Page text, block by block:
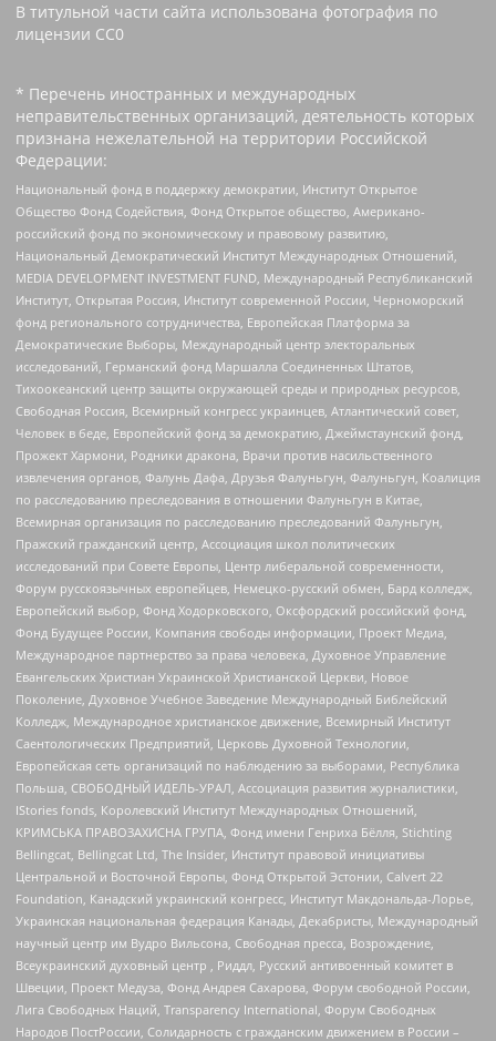
В титульной части сайта использована фотография по
лицензии CC0 ‌
* Перечень иностранных и международных
неправительственных организаций, деятельность которых
признана нежелательной на территории Российской
Федерации:
Национальный фонд в поддержку демократии, Институт Открытое
Общество Фонд Содействия, Фонд Открытое общество, Американо-
российский фонд по экономическому и правовому развитию,
Национальный Демократический Институт Международных Отношений,
MEDIA DEVELOPMENT INVESTMENT FUND, Международный Республиканский
Институт, Открытая Россия, Институт современной России, Черноморский
фонд регионального сотрудничества, Европейская Платформа за
Демократические Выборы, Международный центр электоральных
исследований, Германский фонд Маршалла Соединенных Штатов,
Тихоокеанский центр защиты окружающей среды и природных ресурсов,
Свободная Россия, Всемирный конгресс украинцев, Атлантический совет,
Человек в беде, Европейский фонд за демократию, Джеймстаунский фонд,
Прожект Хармони, Родники дракона, Врачи против насильственного
извлечения органов, Фалунь Дафа, Друзья Фалуньгун, Фалуньгун, Коалиция
по расследованию преследования в отношении Фалуньгун в Китае,
Всемирная организация по расследованию преследований Фалуньгун,
Пражский гражданский центр, Ассоциация школ политических
исследований при Совете Европы, Центр либеральной современности,
Форум русскоязычных европейцев, Немецко-русский обмен, Бард колледж,
Европейский выбор, Фонд Ходорковского, Оксфордский российский фонд,
Фонд Будущее России, Компания свободы информации, Проект Медиа,
Международное партнерство за права человека, Духовное Управление
Евангельских Христиан Украинской Христианской Церкви, Новое
Поколение, Духовное Учебное Заведение Международный Библейский
Колледж, Международное христианское движение, Всемирный Институт
Саентологических Предприятий, Церковь Духовной Технологии,
Европейская сеть организаций по наблюдению за выборами, Республика
Польша, СВОБОДНЫЙ ИДЕЛЬ-УРАЛ, Ассоциация развития журналистики,
IStories fonds, Королевский Институт Международных Отношений,
КРИМСЬКА ПРАВОЗАХИСНА ГРУПА, Фонд имени Генриха Бёлля, Stichting
Bellingcat, Bellingcat Ltd, The Insider, Институт правовой инициативы
Центральной и Восточной Европы, Фонд Открытой Эстонии, Calvert 22
Foundation, Канадский украинский конгресс, Институт Макдональда-Лорье,
Украинская национальная федерация Канады, Декабристы, Международный
научный центр им Вудро Вильсона, Свободная пресса, Возрождение,
Всеукраинский духовный центр , Риддл, Русский антивоенный комитет в
Швеции, Проект Медуза, Фонд Андрея Сахарова, Форум свободной России,
Лига Свободных Наций, Transparеncy International, Форум Свободных
Народов ПостРоссии, Солидарность с гражданским движением в России –